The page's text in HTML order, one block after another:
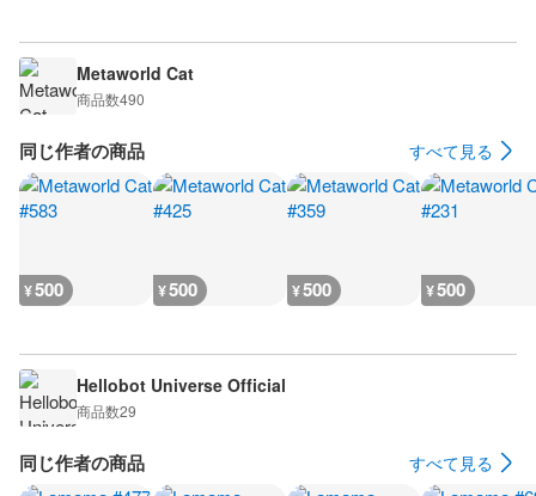
Metaworld Cat
商品数490
同じ作者の商品 すべて見る
¥500 ¥500 ¥500 ¥500
Hellobot Universe Official
商品数29
同じ作者の商品 すべて見る